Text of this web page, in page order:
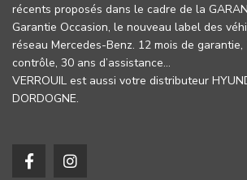
récents proposés dans le cadre de la
Garantie Occasion, le nouveau label des
réseau Mercedes-Benz. 12 mois de
contrôle, 30 ans d’assistance…
VERROUIL est aussi votre distributeur
DORDOGNE.